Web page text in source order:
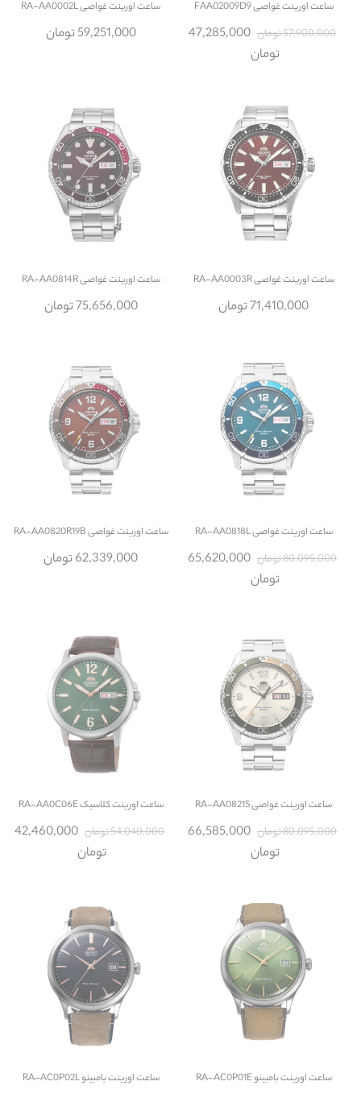
ساعتاورینت غواصی FAA02009D9
57,900,000 تومان
47,285,000
تومان
ساعتاورینت غواصی RA-AA0002L
59,251,000 تومان
ساعتاورینت غواصی RA-AA0003R
71,410,000 تومان
ساعتاورینت غواصی RA-AA0814R
75,656,000 تومان
ساعتاورینت غواصی RA-AA0818L
80,095,000 تومان
65,620,000
تومان
ساعتاورینت غواصی RA-AA0820R19B
62,339,000 تومان
ساعتاورینت غواصی RA-AA0821S
80,095,000 تومان
66,585,000
تومان
ساعتاورینت کلاسیک RA-AA0C06E
54,040,000 تومان
42,460,000
تومان
ساعتاورینت بامبینو RA-AC0P01E ساعتاورینت بامبینو RA-AC0P02L